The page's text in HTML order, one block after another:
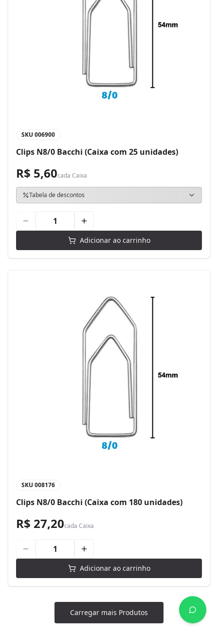
SKU 006900
Clips N8/0 Bacchi (Caixa com 25 unidades)
R$ 5,60cada Caixa
Tabela de descontos
Adicionar ao carrinho
SKU 008176
Clips N8/0 Bacchi (Caixa com 180 unidades)
R$ 27,20cada Caixa
Adicionar ao carrinho
Carregar mais Produtos